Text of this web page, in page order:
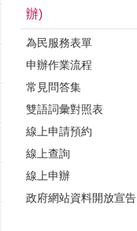
辦)
為民服務表單
申辦作業流程
常見問答集
雙語詞彙對照表
線上申請預約
線上查詢
線上申辦
政府網站資料開放宣告